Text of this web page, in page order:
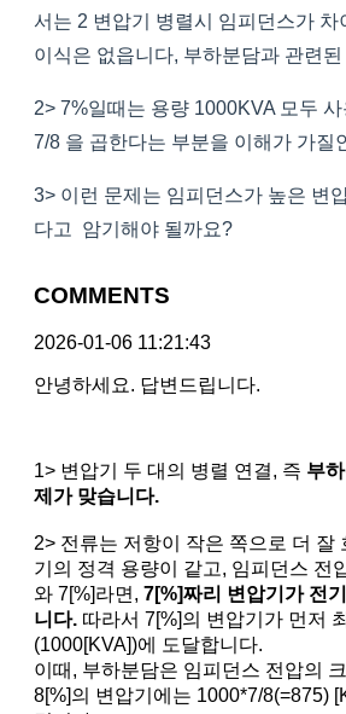
서는 2 변압기 병렬시 임피던스가 차
이식은 없읍니다, 부하분담과 관련
2> 7%일때는 용량 1000KVA 모두
7/8 을 곱한다는 부분을 이해가 가질
3> 이런 문제는 임피던스가 높은 변
다고 암기해야 될까요?
COMMENTS
2026-01-06 11:21:43
안녕하세요. 답변드립니다.
1> 변압기 두 대의 병렬 연결, 즉 부
제가 맞습니다.
2> 전류는 저항이 작은 쪽으로 더 잘
기의 정격 용량이 같고, 임피던스 전
와 7[%]라면, 7[%]짜리 변압기가 전
니다. 따라서 7[%]의 변압기가 먼저
(1000[KVA])에 도달합니다.
이때, 부하분담은 임피던스 전압의
8[%]의 변압기에는 1000*7/8(=875)